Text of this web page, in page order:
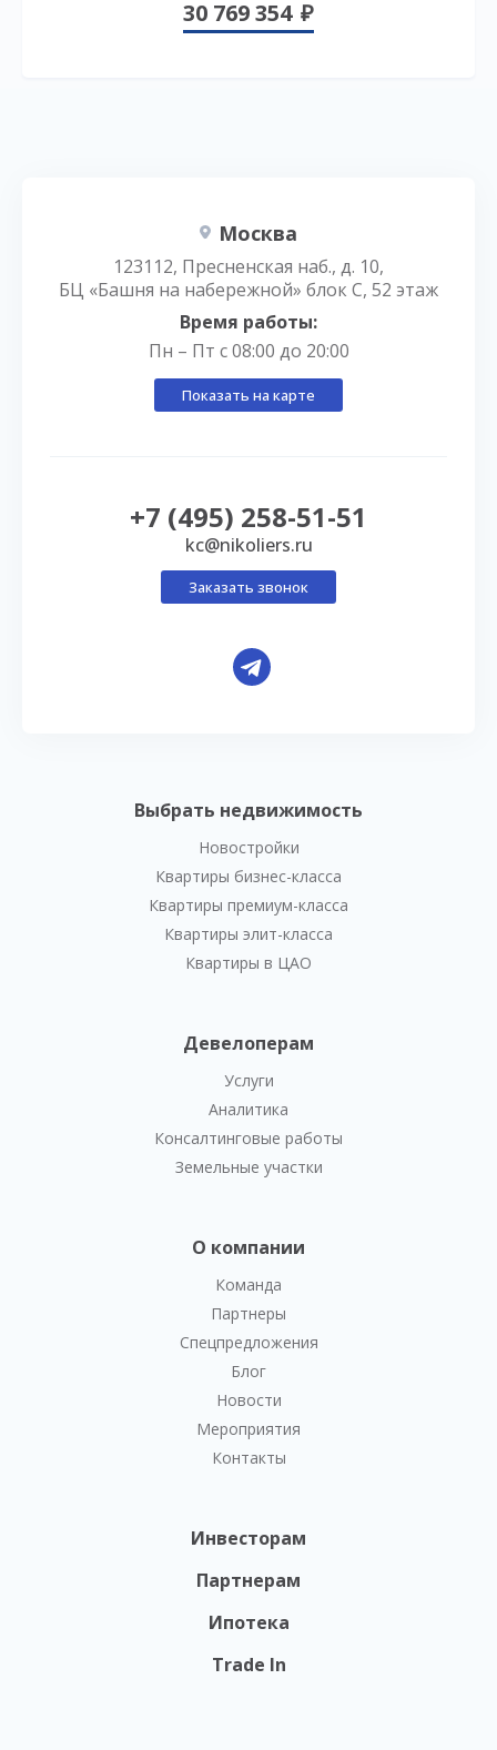
30 769 354
Выбрать недвижимость
Новостройки
Квартиры бизнес-класса
Квартиры премиум-класса
Квартиры элит-класса
Квартиры в ЦАО
Девелоперам
Услуги
Аналитика
Консалтинговые работы
Земельные участки
О компании
Команда
Партнеры
Спецпредложения
Блог
Новости
Мероприятия
Контакты
Инвесторам
Партнерам
Ипотека
Trade In
Москва
123112, Пресненская наб., д. 10,
БЦ «Башня на набережной» блок С, 52 этаж
Время работы:
Пн – Пт с 08:00 до 20:00
Показать на карте
+7 (495) 258-51-51
kc@nikoliers.ru
Заказать звонок